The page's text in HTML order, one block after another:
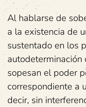
Al hablarse de
a la existencia de
sustentado en los
autodeterminación
sopesan el poder
correspondiente a
decir, sin